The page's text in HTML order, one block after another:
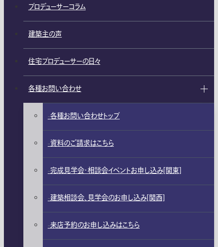
プロデューサーコラム
建築主の声
住宅プロデューサーの日々
各種お問い合わせ
各種お問い合わせトップ
資料のご請求はこちら
完成見学会・相談会イベントお申し込み[関東]
建築相談会、見学会のお申し込み[関西]
来店予約のお申し込みはこちら